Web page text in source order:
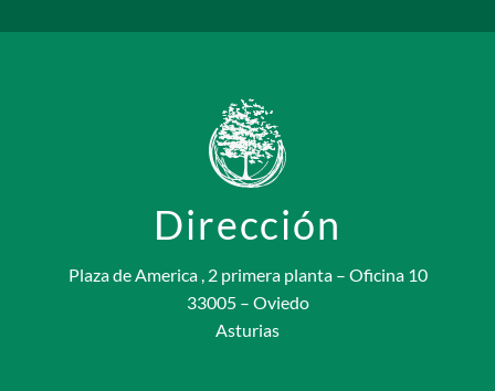
Dirección
Plaza de America , 2 primera planta – Oficina 10
33005 – Oviedo
Asturias